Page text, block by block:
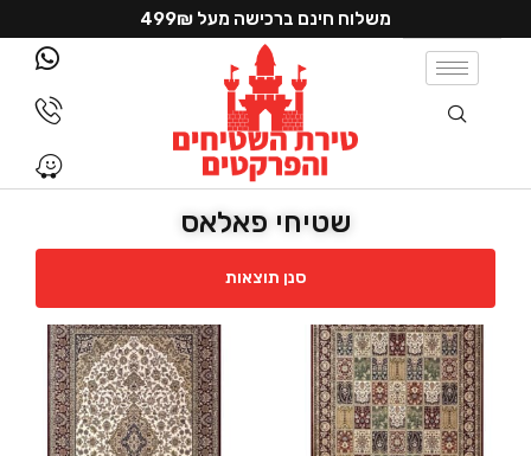
משלוח חינם ברכישה מעל 499₪
שטיחי פאלאס
סנן תוצאות